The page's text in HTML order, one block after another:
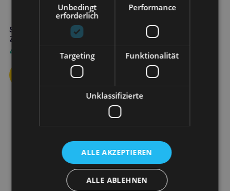
Sabunol – Floh- und
Zeckenschutz flüssig 100 ml
4,60
Unbedingt
erforderlich
Performance
Targeting Funktionalität
Unklassifizierte
ALLE AKZEPTIEREN
ALLE ABLEHNEN